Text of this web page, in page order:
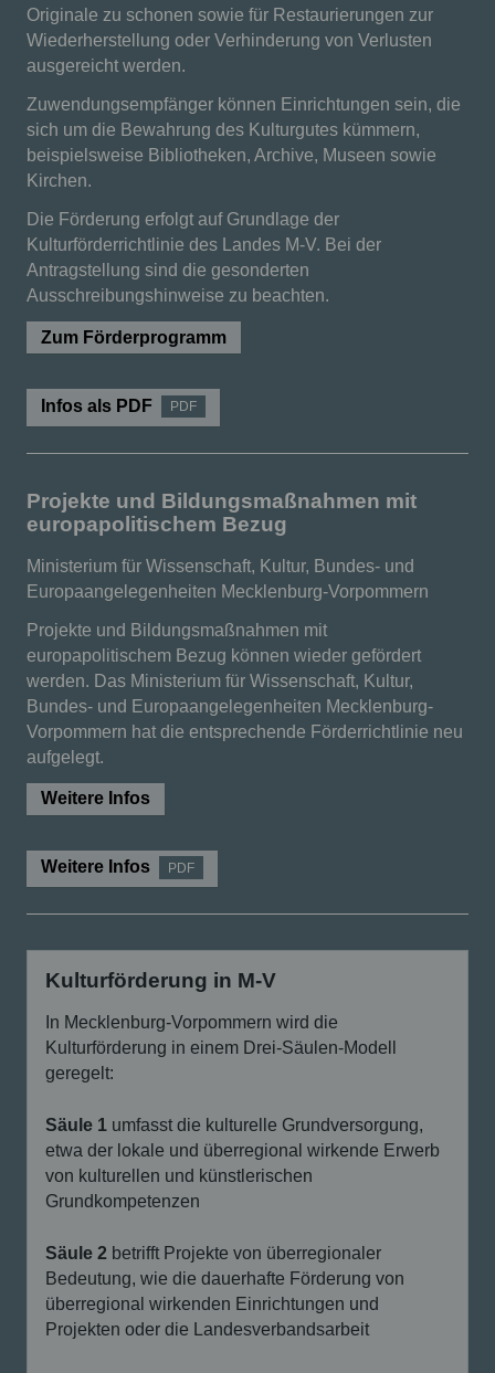
Originale zu schonen sowie für Restaurierungen zur
Wiederherstellung oder Verhinderung von Verlusten
ausgereicht werden.
Zuwendungsempfänger können Einrichtungen sein, die
sich um die Bewahrung des Kulturgutes kümmern,
beispielsweise Bibliotheken, Archive, Museen sowie
Kirchen.
Die Förderung erfolgt auf Grundlage der
Kulturförderrichtlinie des Landes M-V. Bei der
Antragstellung sind die gesonderten
Ausschreibungshinweise zu beachten.
Zum Förderprogramm
Infos als PDF PDF
Projekte und Bildungsmaßnahmen mit
europapolitischem Bezug
Ministerium für Wissenschaft, Kultur, Bundes- und
Europaangelegenheiten Mecklenburg-Vorpommern
Projekte und Bildungsmaßnahmen mit
europapolitischem Bezug können wieder gefördert
werden. Das Ministerium für Wissenschaft, Kultur,
Bundes- und Europaangelegenheiten Mecklenburg-
Vorpommern hat die entsprechende Förderrichtlinie neu
aufgelegt.
Weitere Infos
Weitere Infos PDF
Kulturförderung in M-V
In Mecklenburg-Vorpommern wird die
Kulturförderung in einem Drei-Säulen-Modell
geregelt:
Säule 1 umfasst die kulturelle Grundversorgung,
etwa der lokale und überregional wirkende Erwerb
von kulturellen und künstlerischen
Grundkompetenzen
Säule 2 betrifft Projekte von überregionaler
Bedeutung, wie die dauerhafte Förderung von
überregional wirkenden Einrichtungen und
Projekten oder die Landesverbandsarbeit